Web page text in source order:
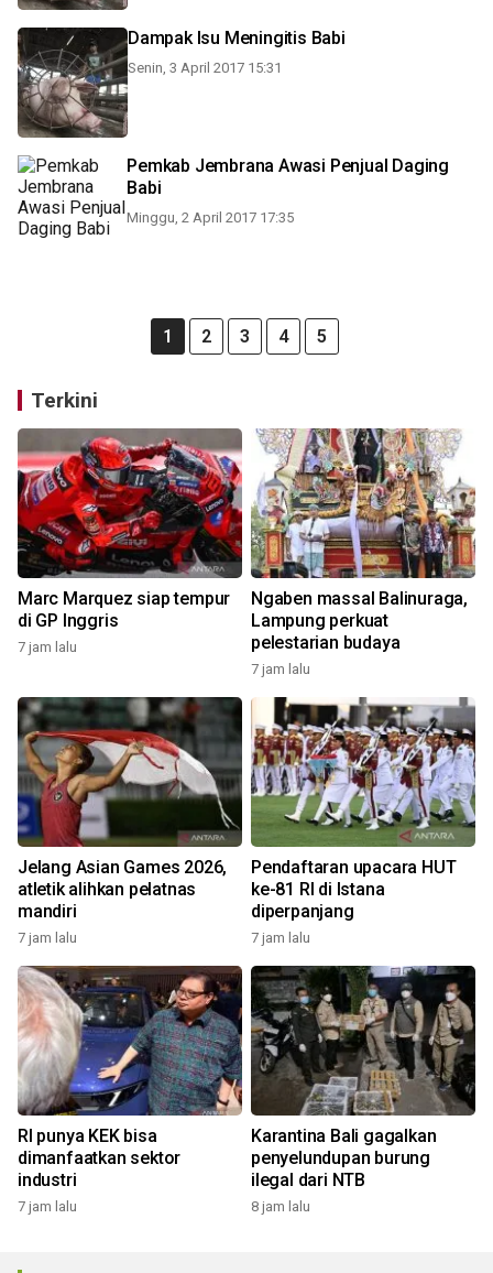
Dampak Isu Meningitis Babi
Senin, 3 April 2017 15:31
Pemkab Jembrana Awasi Penjual Daging
Babi
Minggu, 2 April 2017 17:35
1 2 3 4 5
Terkini
Marc Marquez siap tempur
di GP Inggris
7 jam lalu
Ngaben massal Balinuraga,
Lampung perkuat
pelestarian budaya
7 jam lalu
Jelang Asian Games 2026,
atletik alihkan pelatnas
mandiri
7 jam lalu
Pendaftaran upacara HUT
ke-81 RI di Istana
diperpanjang
7 jam lalu
RI punya KEK bisa
dimanfaatkan sektor
industri
7 jam lalu
Karantina Bali gagalkan
penyelundupan burung
ilegal dari NTB
8 jam lalu